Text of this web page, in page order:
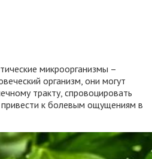
микроорганизмы –
организм, они могут
тракту, спровоцировать
к болевым ощущениям в